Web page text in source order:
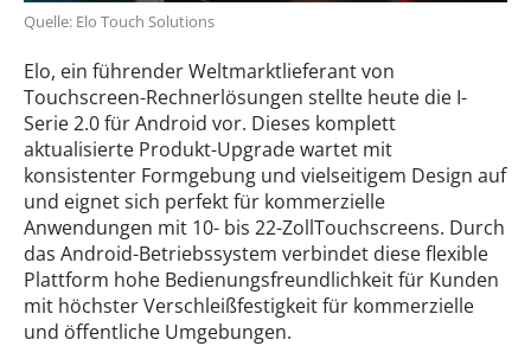
Quelle: Elo Touch Solutions
Elo, ein führender Weltmarktlieferant von
Touchscreen-Rechnerlösungen stellte heute die I-
Serie 2.0 für Android vor. Dieses komplett
aktualisierte Produkt-Upgrade wartet mit
konsistenter Formgebung und vielseitigem Design auf
und eignet sich perfekt für kommerzielle
Anwendungen mit 10- bis 22-ZollTouchscreens. Durch
das Android-Betriebssystem verbindet diese flexible
Plattform hohe Bedienungsfreundlichkeit für Kunden
mit höchster Verschleißfestigkeit für kommerzielle
und öffentliche Umgebungen.